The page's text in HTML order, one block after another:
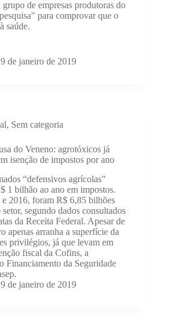
de empresas produtoras do
para comprovar que o
saúde.
9 de janeiro de 2019
, Sem categoria
do Veneno: agrotóxicos já
isenção de impostos por ano
“defensivos agrícolas”
1 bilhão ao ano em impostos.
e 2016, foram R$ 6,85 bilhões
segundo dados consultados
da Receita Federal. Apesar de
apenas arranha a superfície da
privilégios, já que levam em
fiscal da Cofins, a
Financiamento da Seguridade
9 de janeiro de 2019